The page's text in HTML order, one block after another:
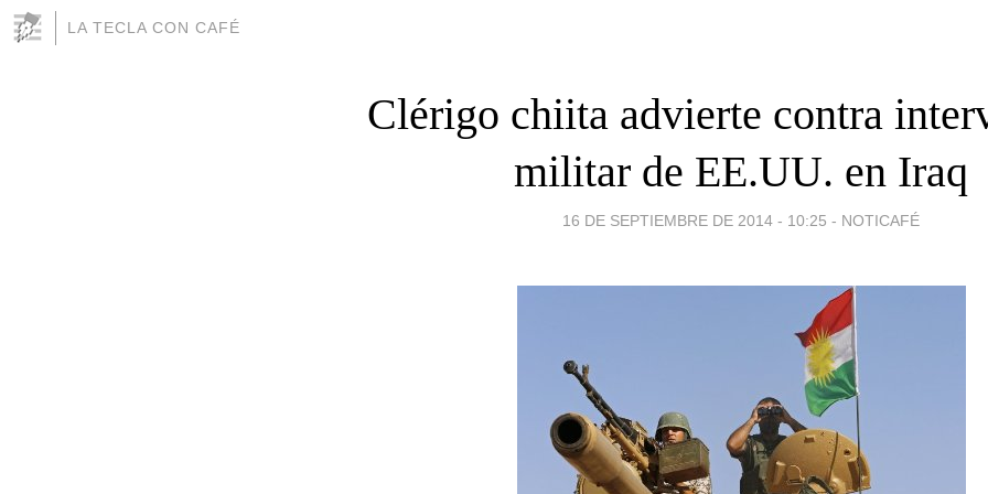
LA TECLA CON CAFÉ
Clérigo chiita advierte contra
militar de EE.UU. en Iraq
16 DE SEPTIEMBRE DE 2014 - 10:25 - NOTICAFÉ